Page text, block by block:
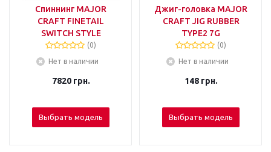
Спиннинг MAJOR
CRAFT FINETAIL
SWITCH STYLE
(0)
Нет в наличии
7820грн.
Выбрать модель
Джиг-головка MAJOR
CRAFT JIG RUBBER
TYPE2 7G
(0)
Нет в наличии
148грн.
Выбрать модель